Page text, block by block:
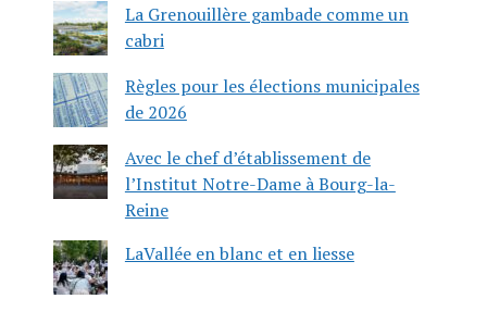
La Grenouillère gambade comme un
cabri
Règles pour les élections municipales
de 2026
Avec le chef d’établissement de
l’Institut Notre-Dame à Bourg-la-
Reine
LaVallée en blanc et en liesse